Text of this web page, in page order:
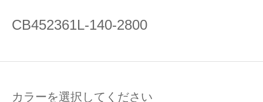
CB452361L-140-2800
カラーを選択してください